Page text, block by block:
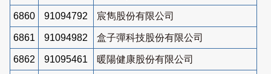
6860 91094792 宸雋股份有限公司
6861 91094982 盒子彈科技股份有限公司
6862 91095461 暖陽健康股份有限公司